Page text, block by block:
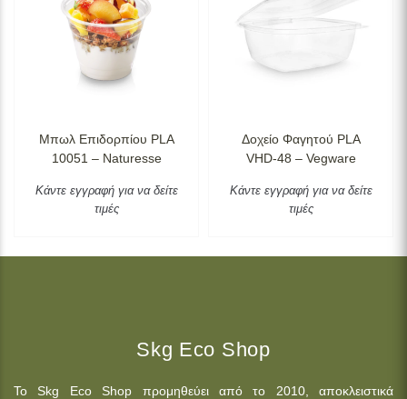
Μπωλ Επιδορπίου PLA
10051 – Naturesse
Κάντε εγγραφή για να δείτε
τιμές
Δοχείο Φαγητού PLA
VHD-48 – Vegware
Κάντε εγγραφή για να δείτε
τιμές
Skg Eco Shop
Το Skg Eco Shop προμηθεύει από το 2010, αποκλειστικά